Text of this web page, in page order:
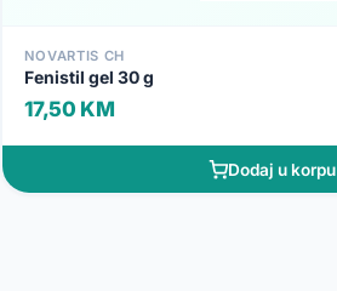
NOVARTIS CH
Fenistil gel 30 g
17,50 KM
Dodaj u korpu